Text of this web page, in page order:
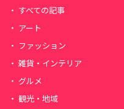
すべての記事
アート
ファッション
雑貨・インテリア
グルメ
観光・地域